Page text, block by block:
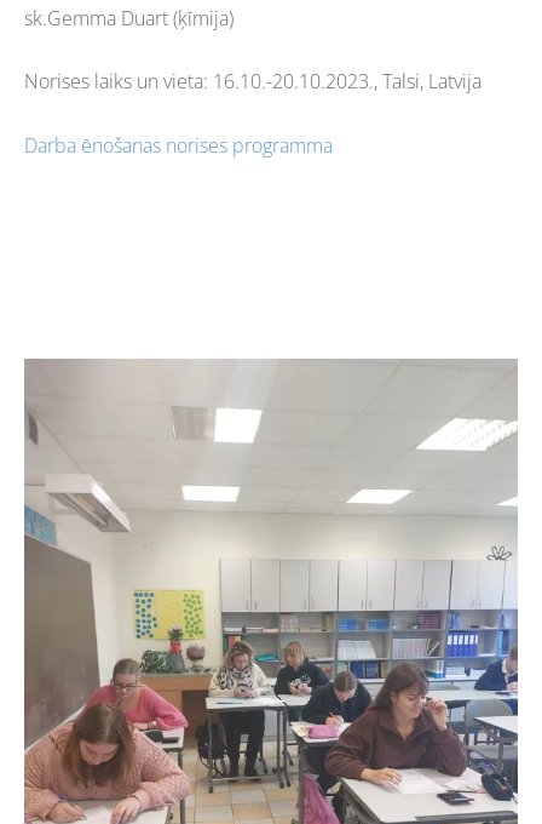
sk.Gemma Duart (ķīmija)
Norises laiks un vieta: 16.10.-20.10.2023., Talsi, Latvija
Darba ēnošanas norises programma